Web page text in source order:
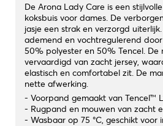
De Arona Lady Care is een
koksbuis voor dames. De
jasje een strak en verzorgd
ademend en vochtregulerend
50% polyester en 50% Tencel. De
vervaardigd van zacht jersey,
elastisch en comfortabel zit. De
nette afwerking.
- Voorpand gemaakt van Tencel™
- Rugpand en mouwen van zacht
- Wasbaar op 75 °C, geschikt voor